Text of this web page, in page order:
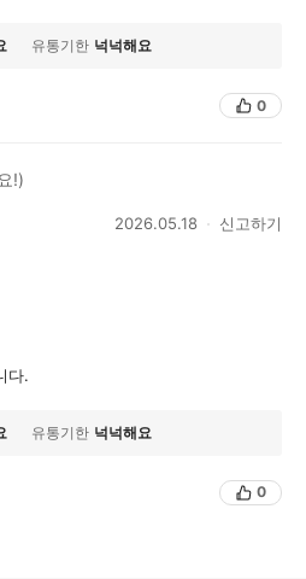
유통기한 넉넉해요
0
!)
2026.05.18 신고하기
다.
유통기한 넉넉해요
0